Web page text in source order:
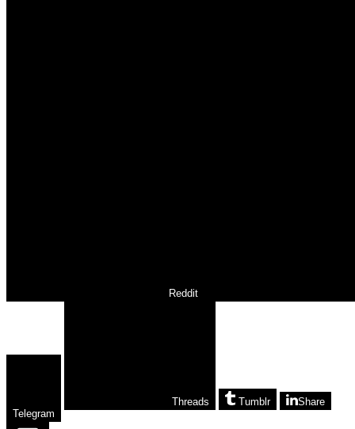
Reddit
Telegram
Threads Tumblr Share